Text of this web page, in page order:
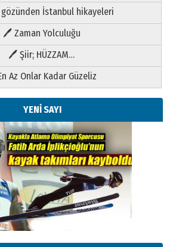
İstanbul hikayeleri
🖊 Zaman Yolculuğu
🖊 Şiir; HÜZZAM…
Az Onlar Kadar Güzeliz
YENİ SAYI
Aileyi Korumak
Korumaktır